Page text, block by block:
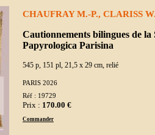
CHAUFRAY M.-P., CLARISS
Cautionnements bilingues de
Papyrologica Parisina
545 p, 151 pl, 21,5 x 29 cm, relié
PARIS 2026
Réf : 19729
Prix : 170.00 €
Commander